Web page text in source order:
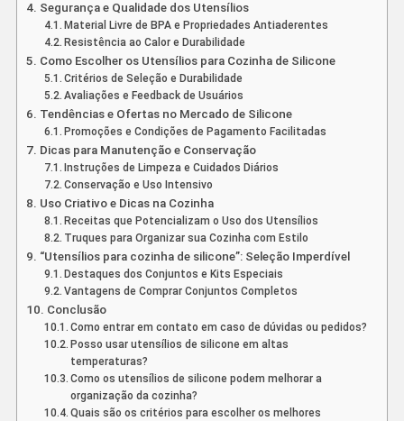
Segurança e Qualidade dos Utensílios
Material Livre de BPA e Propriedades Antiaderentes
Resistência ao Calor e Durabilidade
Como Escolher os Utensílios para Cozinha de Silicone
Critérios de Seleção e Durabilidade
Avaliações e Feedback de Usuários
Tendências e Ofertas no Mercado de Silicone
Promoções e Condições de Pagamento Facilitadas
Dicas para Manutenção e Conservação
Instruções de Limpeza e Cuidados Diários
Conservação e Uso Intensivo
Uso Criativo e Dicas na Cozinha
Receitas que Potencializam o Uso dos Utensílios
Truques para Organizar sua Cozinha com Estilo
“Utensílios para cozinha de silicone”: Seleção Imperdível
Destaques dos Conjuntos e Kits Especiais
Vantagens de Comprar Conjuntos Completos
Conclusão
Como entrar em contato em caso de dúvidas ou pedidos?
Posso usar utensílios de silicone em altas
temperaturas?
Como os utensílios de silicone podem melhorar a
organização da cozinha?
Quais são os critérios para escolher os melhores